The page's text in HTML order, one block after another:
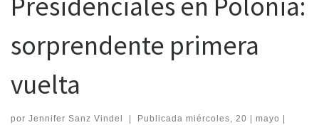
sorprendente primera
vuelta
por Jennifer Sanz Vindel | Publicada miércoles, 20 | mayo |